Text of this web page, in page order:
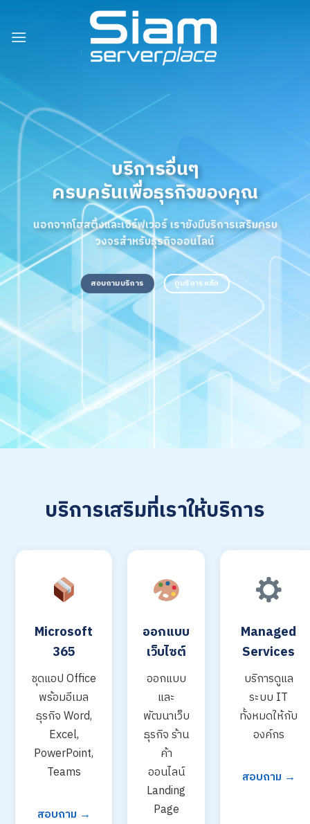
content
บริการอื่นๆ
ครบครันเพื่อธุรกิจของคุณ
นอกจากโฮสติ้งและเซิร์ฟเวอร์ เรายังมีบริการเสริมครบ
วงจรสำหรับธุรกิจออนไลน์
สอบถามบริการ ดูบริการหลัก
บริการเสริมที่เราให้บริการ
Microsoft
365
ชุดแอป Office
พร้อมอีเมล
ธุรกิจ Word,
Excel,
PowerPoint,
Teams
สอบถาม →
ออกแบบ
เว็บไซต์
ออกแบบ
และ
พัฒนาเว็บ
ธุรกิจ ร้าน
ค้า
ออนไลน์
Landing
Page
Managed
Services
บริการดูแล
ระบบ IT
ทั้งหมดให้กับ
องค์กร
สอบถาม →